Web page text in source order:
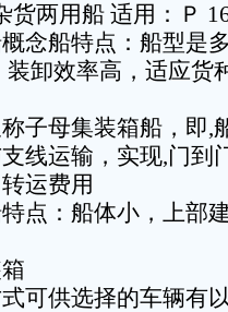
两用船 适用：Ｐ
概念船特点：船型是
卸效率高，适应货
子母集装箱船，即,
线运输，实现,门到
运费用
特点：船体小，上部
可供选择的车辆有